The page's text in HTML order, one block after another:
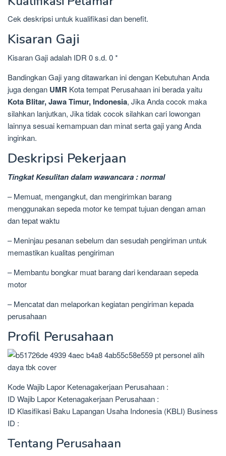
Cek deskripsi untuk kualifikasi dan benefit.
Kisaran Gaji
Kisaran Gaji adalah IDR 0 s.d. 0 *
Bandingkan Gaji yang ditawarkan ini dengan Kebutuhan Anda
juga dengan UMR Kota tempat Perusahaan ini berada yaitu
Kota Blitar, Jawa Timur, Indonesia, Jika Anda cocok maka
silahkan lanjutkan, Jika tidak cocok silahkan cari lowongan
lainnya sesuai kemampuan dan minat serta gaji yang Anda
inginkan.
Deskripsi Pekerjaan
Tingkat Kesulitan dalam wawancara : normal
– Memuat, mengangkut, dan mengirimkan barang
menggunakan sepeda motor ke tempat tujuan dengan aman
dan tepat waktu
– Meninjau pesanan sebelum dan sesudah pengiriman untuk
memastikan kualitas pengiriman
– Membantu bongkar muat barang dari kendaraan sepeda
motor
– Mencatat dan melaporkan kegiatan pengiriman kepada
perusahaan
Profil Perusahaan
Kode Wajib Lapor Ketenagakerjaan Perusahaan :
ID Wajib Lapor Ketenagakerjaan Perusahaan :
ID Klasifikasi Baku Lapangan Usaha Indonesia (KBLI) Business
ID :
Tentang Perusahaan